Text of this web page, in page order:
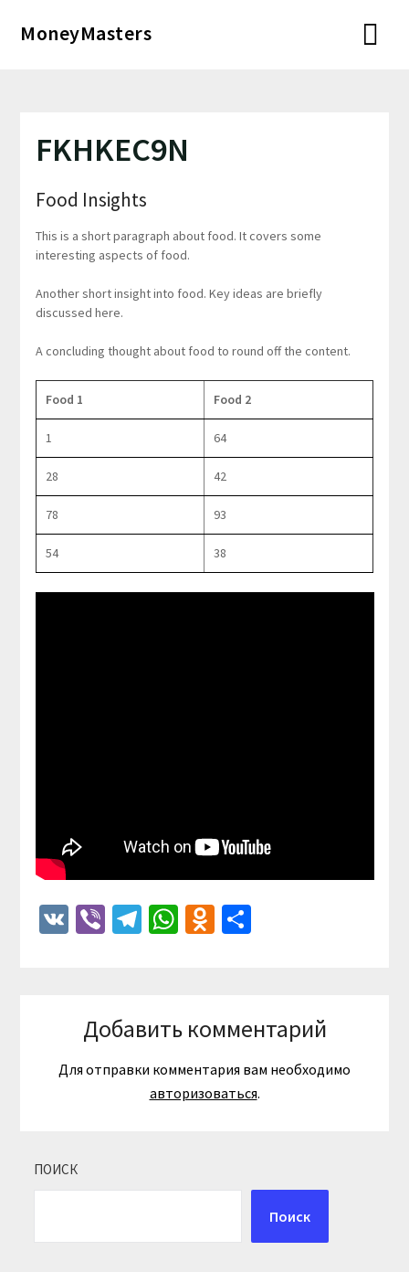
MoneyMasters
FKHKEC9N
Food Insights
This is a short paragraph about food. It covers some
interesting aspects of food.
Another short insight into food. Key ideas are briefly
discussed here.
A concluding thought about food to round off the content.
Food 1 Food 2
1 64
28 42
78 93
54 38
VKViberTelegram
WhatsApp
Odnoklassniki
Отправить
Добавить комментарий
Для отправки комментария вам необходимо
авторизоваться.
ПОИСК
Поиск